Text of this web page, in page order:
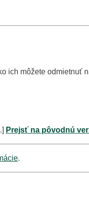
ich môžete odmietnuť
Prejsť na pôvodnú
.